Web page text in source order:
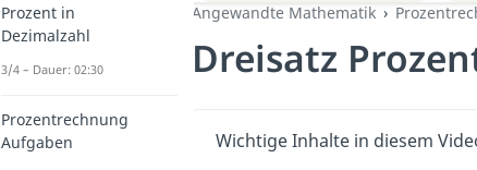
Angewandte Mathematik
Dreisatz
Wichtige Inhalte in diesem
Prozent in
Dezimalzahl
3/4 – Dauer: 02:30
Prozentrechnung
Aufgaben